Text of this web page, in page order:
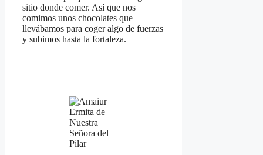
sitio donde comer. Así que nos
comimos unos chocolates que
llevábamos para coger algo de fuerzas
y subimos hasta la fortaleza.
Ermita de
Nuestra
Señora del
Pilar